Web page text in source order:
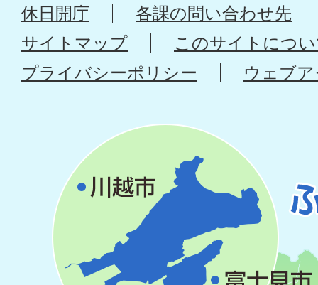
休日開庁
各課の問い合わせ先
サイトマップ
このサイトにつ
プライバシーポリシー
ウェブ